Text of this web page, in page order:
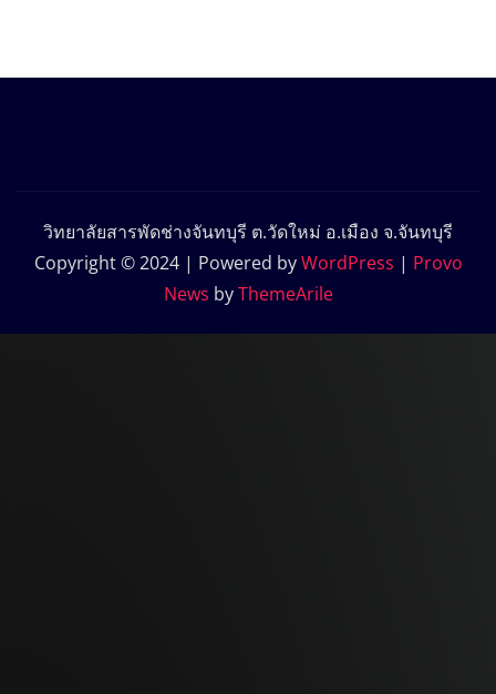
วิทยาลัยสารพัดช่างจันทบุรี ต.วัดใหม่ อ.เมือง จ.จันทบุรี
Copyright © 2024 | Powered byWordPress | Provo
News byThemeArile